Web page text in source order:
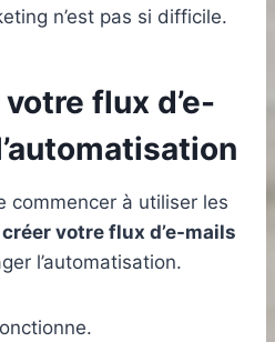
n’est pas si difficile.
flux d’e-
commencer à utiliser les
créer votre flux d’e-mails
l’automatisation.